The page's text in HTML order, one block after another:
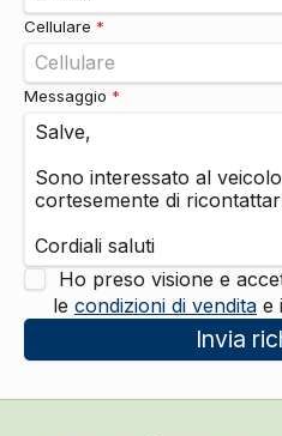
Cellulare *
Messaggio *
Ho preso visione e
le condizioni di vendita e i
Invia